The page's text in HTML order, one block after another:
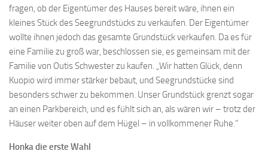
fragen, ob der Eigentümer des Hauses bereit wäre, ihnen ein
kleines Stück des Seegrundstücks zu verkaufen. Der Eigentümer
wollte ihnen jedoch das gesamte Grundstück verkaufen. Da es für
eine Familie zu groß war, beschlossen sie, es gemeinsam mit der
Familie von Outis Schwester zu kaufen. „Wir hatten Glück, denn
Kuopio wird immer stärker bebaut, und Seegrundstücke sind
besonders schwer zu bekommen. Unser Grundstück grenzt sogar
an einen Parkbereich, und es fühlt sich an, als wären wir – trotz der
Häuser weiter oben auf dem Hügel – in vollkommener Ruhe.“
Honka die erste Wahl